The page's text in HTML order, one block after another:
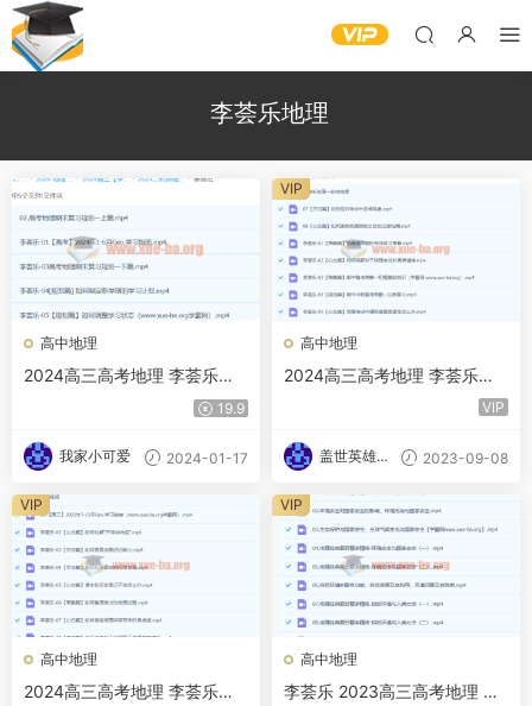
李荟乐地理
高中地理
2024高三高考地理 李荟乐地
19.9
我家小可爱 2024-01-17
高中地理
2024高三高考地理 李荟乐地
VIP
盖世英雄的
2023-09-08
VIP
高中地理
2024高三高考地理 李荟乐地
VIP
高中地理
李荟乐 2023高三高考地理 二
VIP